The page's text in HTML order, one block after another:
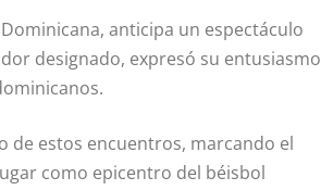
anticipa un espectáculo
designado, expresó su entusiasmo
de estos encuentros, marcando el
como epicentro del béisbol